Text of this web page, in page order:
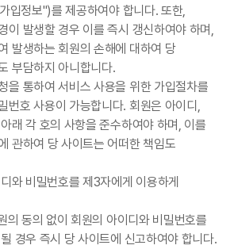
입정보")를 제공하여야 합니다. 또한,
이 발생할 경우 이를 즉시 갱신하여야 하며,
발생하는 회원의 손해에 대하여 당
부담하지 아니합니다.
을 통하여 서비스 사용을 위한 가입절차를
번호 사용이 가능합니다. 회원은 아이디,
래 각 호의 사항을 준수하여야 하며, 이를
관하여 당 사이트는 어떠한 책임도
와 비밀번호를 제3자에게 이용하게
의 동의 없이 회원의 아이디와 비밀번호를
경우 즉시 당 사이트에 신고하여야 합니다.